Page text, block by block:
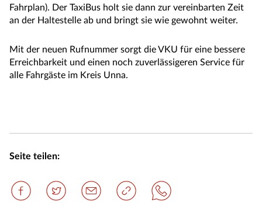
Fahrplan). Der TaxiBus holt sie dann zur vereinbarten Zeit
an der Haltestelle ab und bringt sie wie gewohnt weiter.
Mit der neuen Rufnummer sorgt die VKU für eine bessere
Erreichbarkeit und einen noch zuverlässigeren Service für
alle Fahrgäste im Kreis Unna.
Seite teilen: